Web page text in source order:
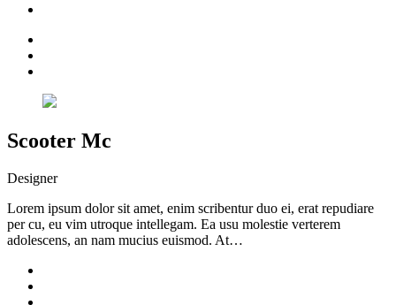
Scooter Mc
Designer
Lorem ipsum dolor sit amet, enim scribentur duo ei, erat repudiare
per cu, eu vim utroque intellegam. Ea usu molestie verterem
adolescens, an nam mucius euismod. At…